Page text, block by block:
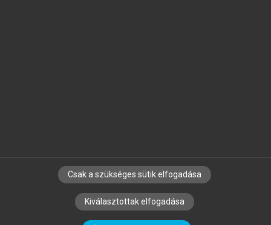
SZERZŐKNEK CÉGEKNEK KÖNYVTÁROSOKNAK
SZERKESZTÉSI ÉS LEKTORÁLÁSI ALAPELVEK
Csak a szükséges sütik elfogadása
Kiválasztottak elfogadása